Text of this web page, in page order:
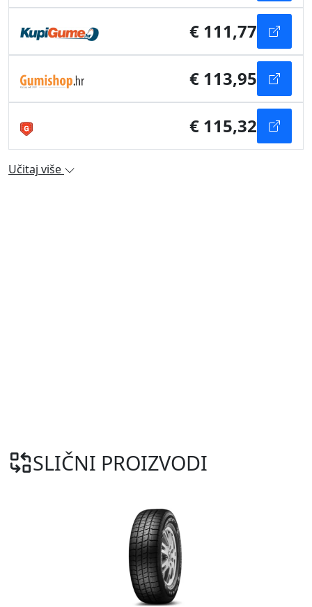
€ 111,77
€ 113,95
€ 115,32
Učitaj više
SLIČNI PROIZVODI